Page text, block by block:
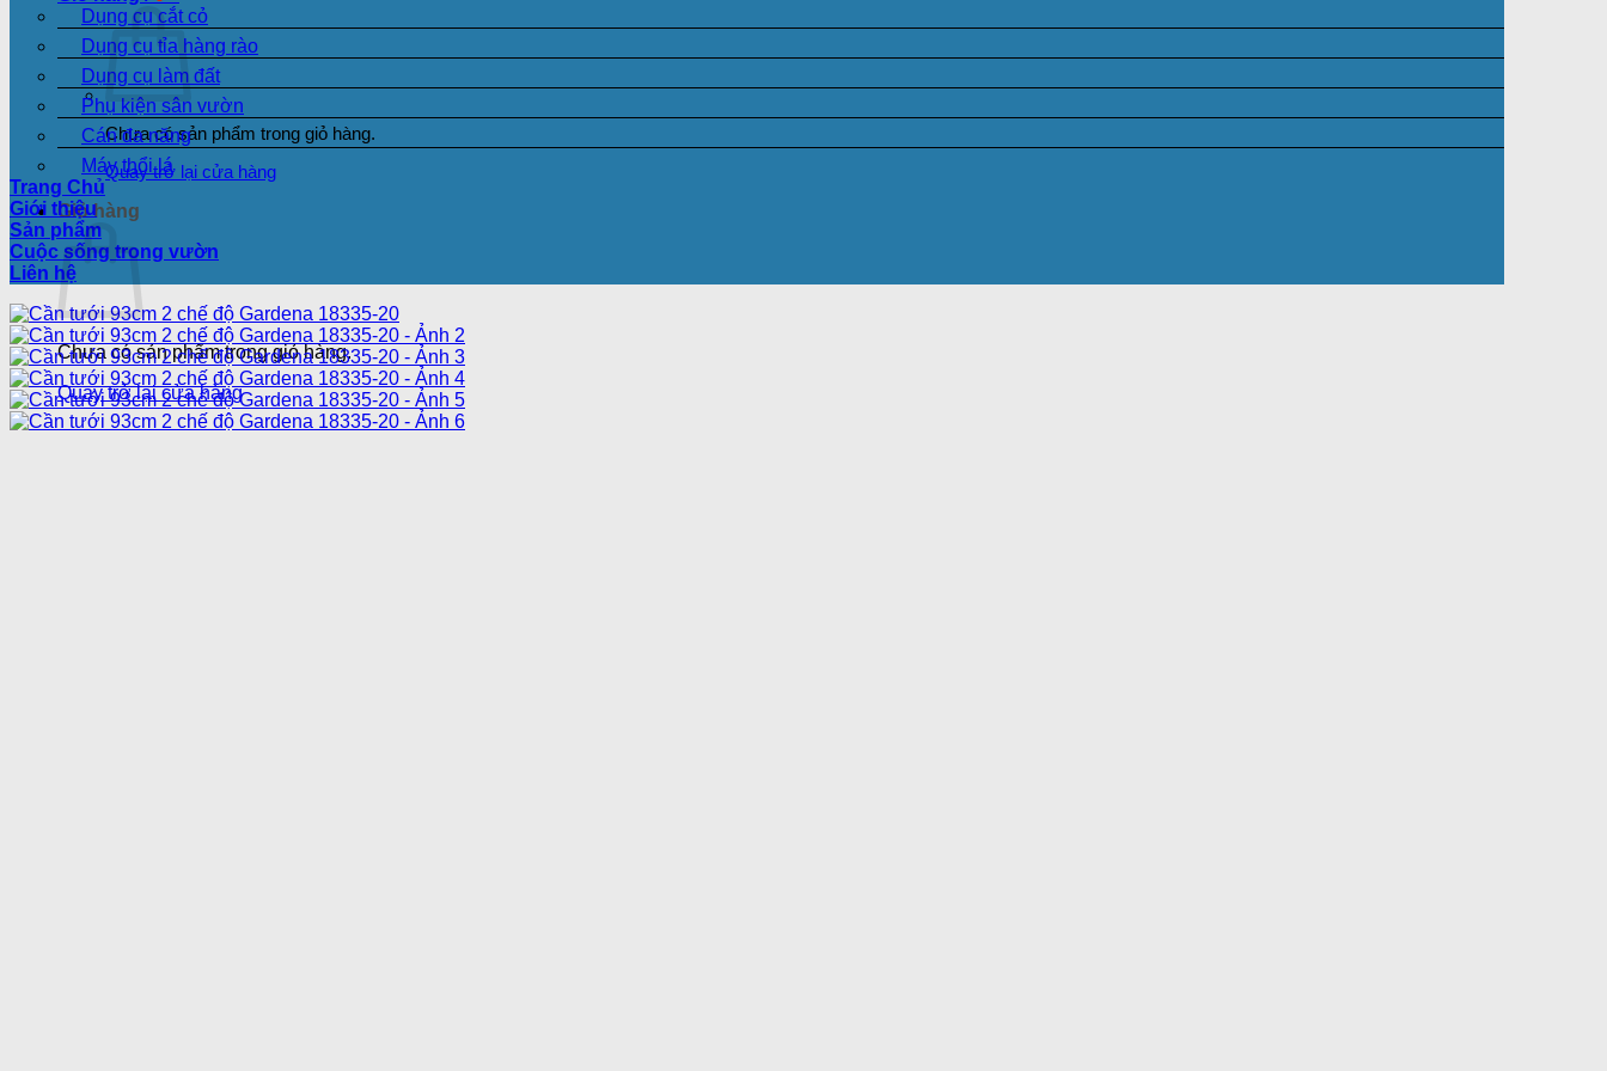
Chưa có sản phẩm trong giỏ hàng.
Quay trở lại cửa hàng
Giỏ hàng
Chưa có sản phẩm trong giỏ hàng.
Quay trở lại cửa hàng
Dụng cụ cắt cỏ
Dụng cụ tỉa hàng rào
Dụng cụ làm đất
Phụ kiện sân vườn
Cán đa năng
Máy thổi lá
Trang Chủ
Giới thiệu
Sản phẩm
Cuộc sống trong vườn
Liên hệ